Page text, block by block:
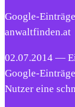
Google-
anwaltfinden.at
02.07.2014 —
Google-
Nutzer eine